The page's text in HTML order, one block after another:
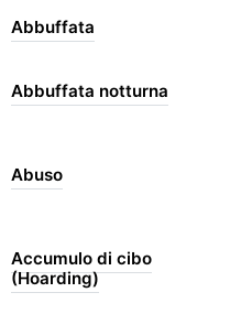
Abbuffata
Abbuffata notturna
Abuso
Accumulo di cibo
(Hoarding)